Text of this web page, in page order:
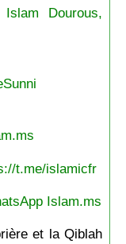
Islam Dourous,
t.me/islamicfr
Islam.ms
et la Qiblah